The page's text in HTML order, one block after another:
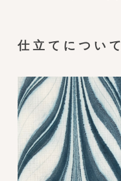
仕立てについて